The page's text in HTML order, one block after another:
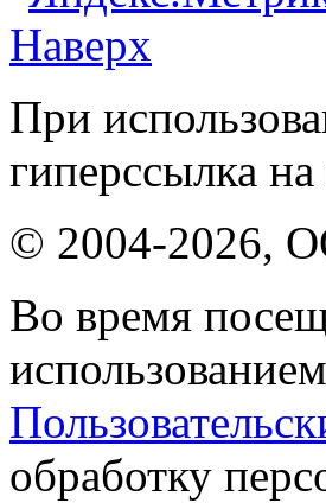
Наверх
При
гиперссылка
© 2004-2026,
Во время
обработку